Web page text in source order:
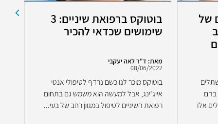
של
בהם
אלו
בוטוקס ברפואת שיניים: 3
שימושים שכדאי להכיר
מאת: ד"ר לאה יעקבי
08/06/2022
בוטוקס מוכר לנו כשם נרדף לטיפולי אנטי
אייג'ינג, אבל למעשה הוא משמש גם בתחום
רפואת השיניים לטיפול במגוון רחב של בעי...